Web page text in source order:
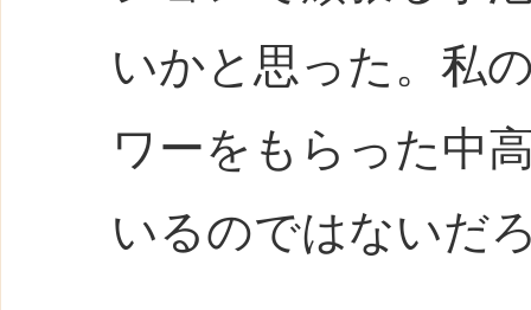
いかと思った。私
ワーをもらった中
いるのではないだ